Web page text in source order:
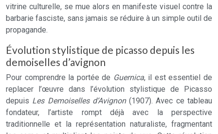
vitrine culturelle, se mue alors en manifeste visuel contre la
barbarie fasciste, sans jamais se réduire à un simple outil de
propagande.
Évolution stylistique de picasso depuis les
demoiselles d’avignon
Pour comprendre la portée de Guernica, il est essentiel de
replacer l’œuvre dans l’évolution stylistique de Picasso
depuis Les Demoiselles d’Avignon(1907). Avec ce tableau
fondateur, l’artiste rompt déjà avec la perspective
traditionnelle et la représentation naturaliste, fragmentant